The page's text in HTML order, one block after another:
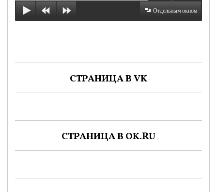
Отдельным окном
СТРАНИЦА В VK
СТРАНИЦА В OK.RU